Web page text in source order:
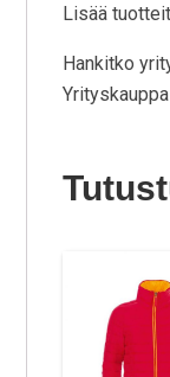
Lisää
Hankitko